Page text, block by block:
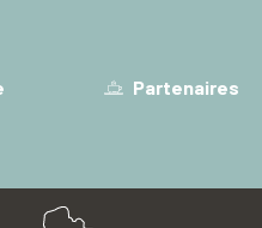
Partenaires